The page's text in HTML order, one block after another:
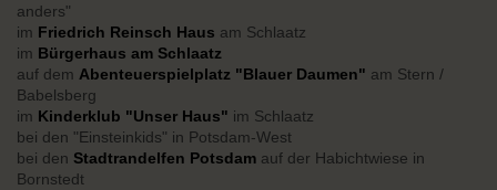
anders"
im Friedrich Reinsch Haus am Schlaatz
im Bürgerhaus am Schlaatz
auf dem Abenteuerspielplatz "Blauer Daumen" am Stern /
Babelsberg
im Kinderklub "Unser Haus" im Schlaatz
bei den "Einsteinkids" in Potsdam-West
bei den Stadtrandelfen Potsdam auf der Habichtwiese in
Bornstedt